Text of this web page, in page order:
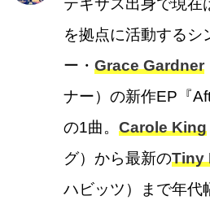
テキサス出身で現在
を拠点に活動するシ
ー・ Grace Gardner
ナー）の新作EP『
の1曲。 Carole King
グ）から最新のTiny
ハビッツ）まで年代